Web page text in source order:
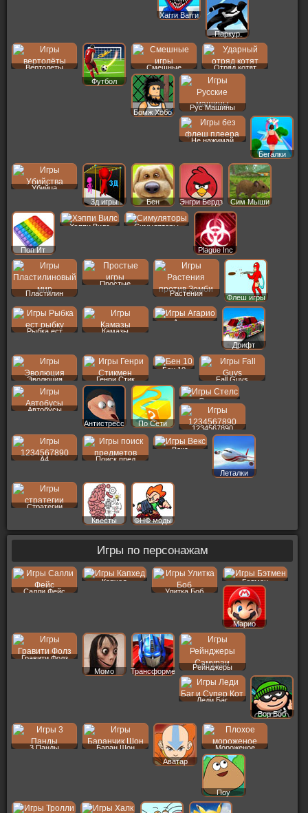
Хагги Вагги
Паркур
Вертолеты
Футбол
Смешные Отряд котят
Бомж Хобо
Рус Машины
Не нажимай
Бегалки
Убийца
3д игры
Бен Энгри Бердз Сим Мыши
Поп Ит
Хэппи Вилс Симуляторы
Plague Inc
Пластилин
Простые
Растения
Флеш игры
Рыбка ест Камазы
Агарио
Дрифт
Эволюция Генри Стик
Бен 10
Fall Guys
Автобусы
Антистресс
По Сети
Стелс
1234567890
A4 Поиск пред
Векс
Леталки
Стратегии
Квесты
ФНФ моды
Игры по персонажам
Салли Фейс
Капхед
Улитка Боб
Бэтмен
Марио
Гравити Фолз
Момо
Трансформеры
Рейнджеры
Леди Баг
Вор Боб
3 Панды
Баран Шон
Аватар
Мороженое
Поу